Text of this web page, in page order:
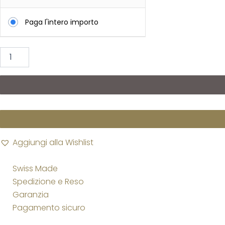
Paga l'intero importo
Aggiungi alla Wishlist
Swiss Made
Spedizione e Reso
Garanzia
Pagamento sicuro